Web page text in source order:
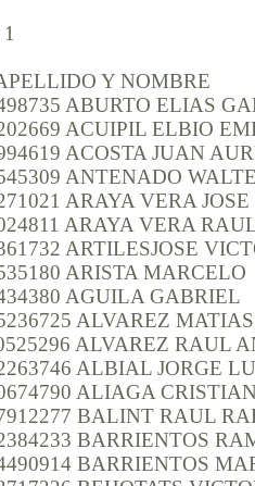
Y NOMBRE
ABURTO ELIAS
ACUIPIL ELBIO
ACOSTA JUAN
ANTENADO
ARAYA VERA
ARAYA VERA
ARTILESJOSE
ARISTA MARCELO
AGUILA GABRIEL
ALVAREZ
ALVAREZ RAUL
ALBIAL JORGE
ALIAGA
BALINT RAUL
BARRIENTOS
BARRIENTOS